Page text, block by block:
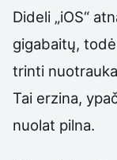
Dideli „iOS“
gigabaitų,
trinti
Tai erzina,
nuolat pilna.